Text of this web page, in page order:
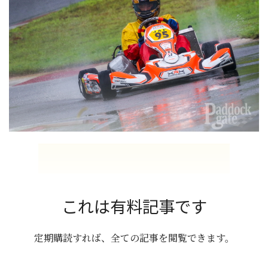
これは有料記事です
定期購読すれば、全ての記事を閲覧できます。